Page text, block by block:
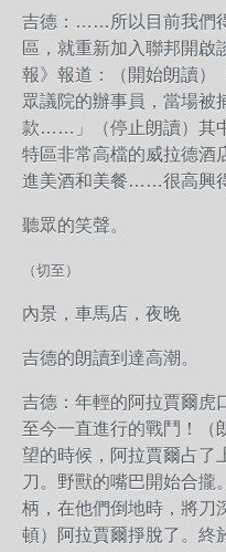
吉德：……所以目前我們
區，就重新加入聯邦開啟
報》報道：（開始朗讀）
眾議院的辦事員，當場被
款……」（停止朗讀）其
特區非常高檔的威拉德酒
進美酒和美餐……很高興
聽眾的笑聲。
（切至）
內景，車馬店，夜晚
吉德的朗讀到達高潮。
吉德：年輕的阿拉賈爾虎
至今一直進行的戰鬥！（
望的時候，阿拉賈爾占了
刀。野獸的嘴巴開始合攏
柄，在他們倒地時，將刀
頓）阿拉賈爾掙脫了。終